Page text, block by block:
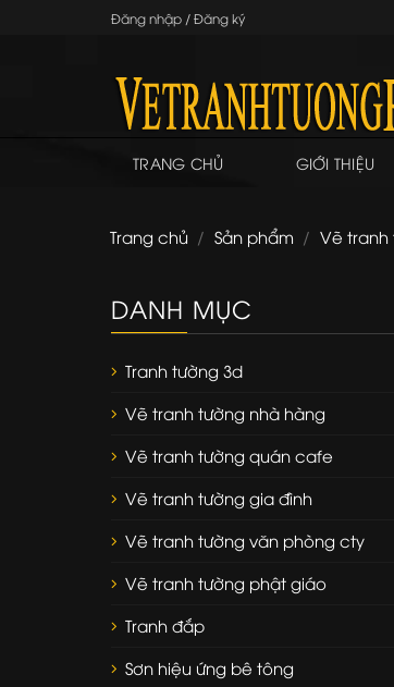
Đăng nhập / Đăng ký
TRANG CHỦ GIỚI THIỆU
Trang chủ / Sản phẩm / Vẽ tranh
DANH MỤC
Tranh tường 3d
Vẽ tranh tường nhà hàng
Vẽ tranh tường quán cafe
Vẽ tranh tường gia đình
Vẽ tranh tường văn phòng cty
Vẽ tranh tường phật giáo
Tranh đắp
Sơn hiệu ứng bê tông